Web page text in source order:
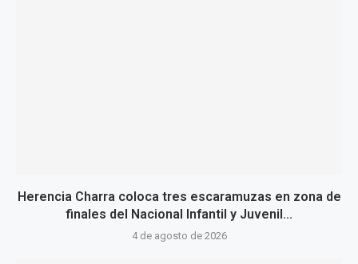
Herencia Charra coloca tres escaramuzas en zona de
finales del Nacional Infantil y Juvenil...
4 de agosto de 2026